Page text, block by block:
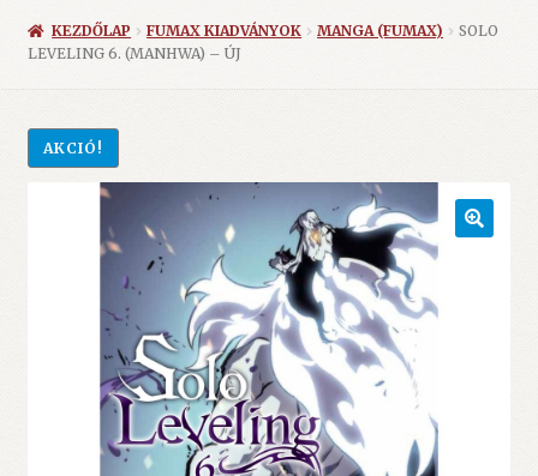
KEZDŐLAP FUMAX KIADVÁNYOK MANGA (FUMAX)
SOLO
LEVELING 6. (MANHWA) – ÚJ
AKCIÓ!